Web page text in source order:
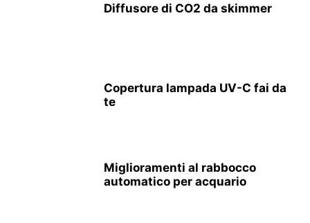
Diffusore di CO2 da skimmer
Copertura lampada UV-C fai da
te
Miglioramenti al rabbocco
automatico per acquario